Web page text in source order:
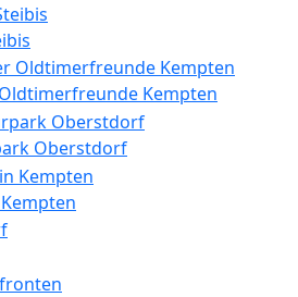
Kempten
Oberstdorf